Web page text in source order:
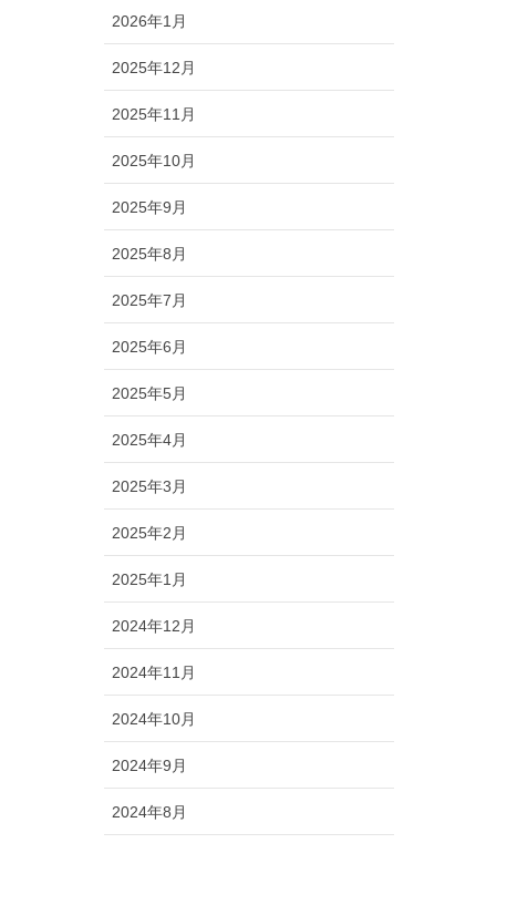
2026年1月
2025年12月
2025年11月
2025年10月
2025年9月
2025年8月
2025年7月
2025年6月
2025年5月
2025年4月
2025年3月
2025年2月
2025年1月
2024年12月
2024年11月
2024年10月
2024年9月
2024年8月